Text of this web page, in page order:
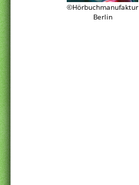
©Hörbuchmanufaktur
Berlin